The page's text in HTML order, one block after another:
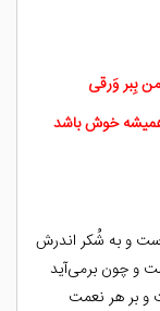
بِبر وَرقی
خوش باشد
و به شُکر اندرش
و چون برمی‌آید
بر هر نعمت